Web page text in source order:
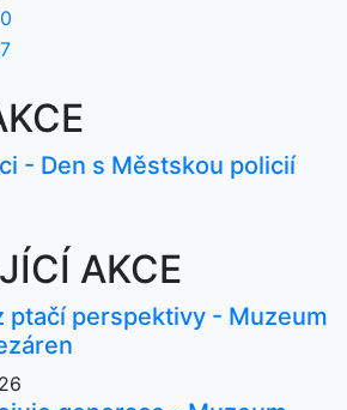
- Den s Městskou policií
AKCE
ptačí perspektivy - Muzeum